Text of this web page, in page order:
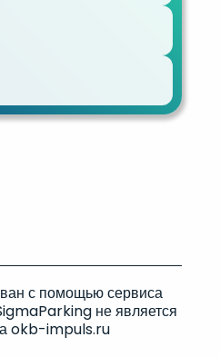
с помощью сервиса
не является
okb-impuls.ru